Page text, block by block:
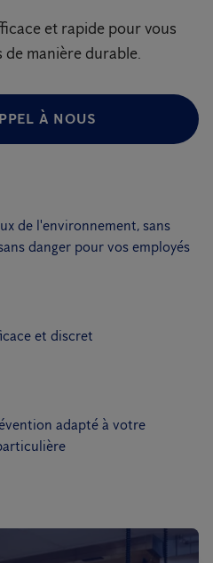
et rapide pour vous
manière durable.
À NOUS
de l'environnement, sans
danger pour vos employés
et discret
adapté à votre